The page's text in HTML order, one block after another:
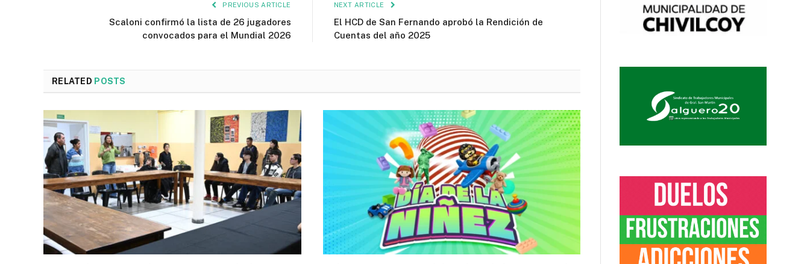
PREVIOUS ARTICLE
Scaloni confirmó la lista de 26 jugadores
convocados para el Mundial 2026
NEXT ARTICLE
El HCD de San Fernando aprobó la Rendición de
Cuentas del año 2025
RELATED POSTS